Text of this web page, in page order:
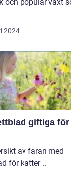
och populär växt
2024
giftiga för
palettblad för katter ...